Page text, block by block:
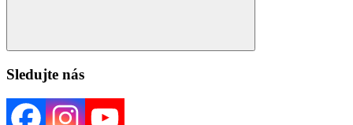
Search
Sledujte nás